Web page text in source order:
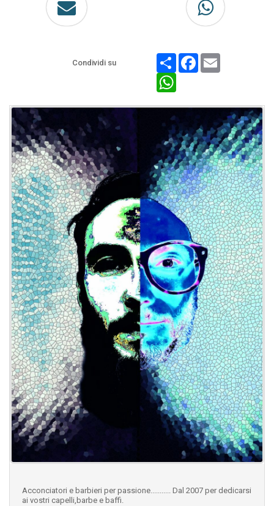
Condividi su
Share Facebook
Email
WhatsApp
Acconciatori e barbieri per passione........... Dal 2007 per dedicarsi
ai vostri capelli,barbe e baffi.